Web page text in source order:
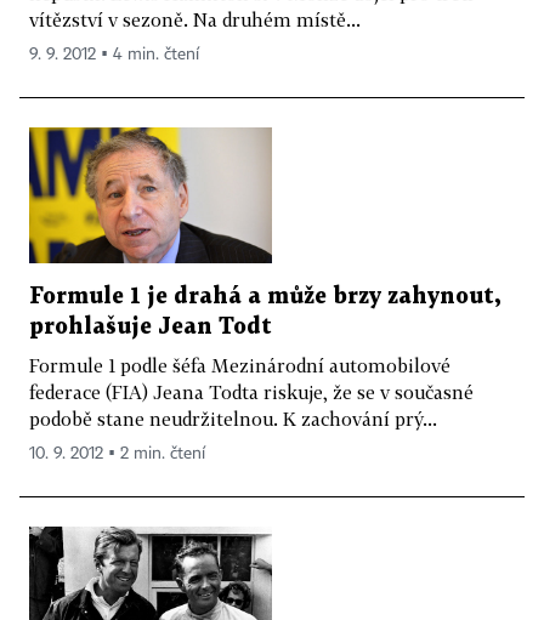
vítězství v sezoně. Na druhém místě...
9. 9. 2012 ▪ 4 min. čtení
Formule 1 je drahá a může brzy zahynout,
prohlašuje Jean Todt
Formule 1 podle šéfa Mezinárodní automobilové
federace (FIA) Jeana Todta riskuje, že se v současné
podobě stane neudržitelnou. K zachování prý...
10. 9. 2012 ▪ 2 min. čtení